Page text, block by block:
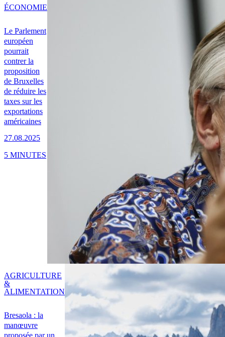
Le Parlement
européen
pourrait
contrer la
proposition
de Bruxelles
de réduire les
taxes sur les
exportations
américaines
27.08.2025
ÉCONOMIE
5 MINUTES
Bresaola : la
manœuvre
AGRICULTURE
&
ALIMENTATION